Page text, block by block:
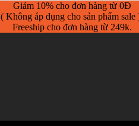
Giảm 10% cho đơn hàng từ 0Đ
( Không áp dụng cho sản phẩm sale
Freeship cho đơn hàng từ 249k.